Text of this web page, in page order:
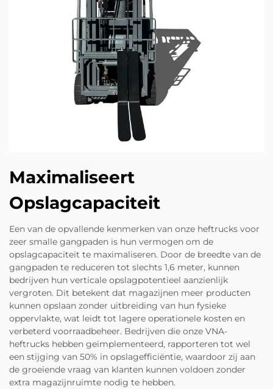
Maximaliseert
Opslagcapaciteit
Een van de opvallende kenmerken van onze heftrucks voor
zeer smalle gangpaden is hun vermogen om de
opslagcapaciteit te maximaliseren. Door de breedte van de
gangpaden te reduceren tot slechts 1,6 meter, kunnen
bedrijven hun verticale opslagpotentieel aanzienlijk
vergroten. Dit betekent dat magazijnen meer producten
kunnen opslaan zonder uitbreiding van hun fysieke
oppervlakte, wat leidt tot lagere operationele kosten en
verbeterd voorraadbeheer. Bedrijven die onze VNA-
heftrucks hebben geïmplementeerd, rapporteren tot wel
een stijging van 50% in opslagefficiëntie, waardoor zij aan
de groeiende vraag van klanten kunnen voldoen zonder
extra magazijnruimte nodig te hebben.